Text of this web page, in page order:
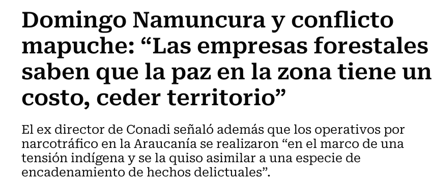
Domingo Namuncura y conflicto
mapuche: “Las empresas forestales
saben que la paz en la zona tiene un
costo, ceder territorio”
El ex director de Conadi señaló además que los operativos por
narcotráfico en la Araucanía se realizaron “en el marco de una
tensión indígena y se la quiso asimilar a una especie de
encadenamiento de hechos delictuales”.